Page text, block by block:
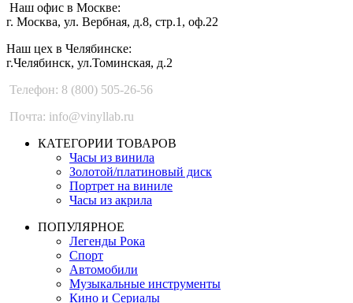
Наш офис в Москве:
г. Москва, ул. Вербная, д.8, стр.1, оф.22
Наш цех в Челябинске:
г.Челябинск, ул.Томинская, д.2
Телефон: 8 (800) 505-26-56
Почта: info@vinyllab.ru
КАТЕГОРИИ ТОВАРОВ
Часы из винила
Золотой/платиновый диск
Портрет на виниле
Часы из акрила
ПОПУЛЯРНОЕ
Легенды Рока
Спорт
Автомобили
Музыкальные инструменты
Кино и Сериалы